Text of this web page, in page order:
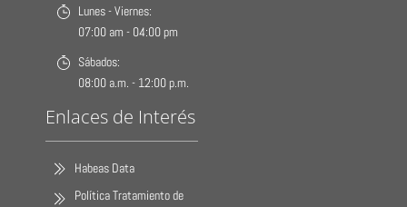
Lunes - Viernes:
07:00 am - 04:00 pm
Sábados:
08:00 a.m. - 12:00 p.m.
Enlaces de Interés
Habeas Data
Política Tratamiento de